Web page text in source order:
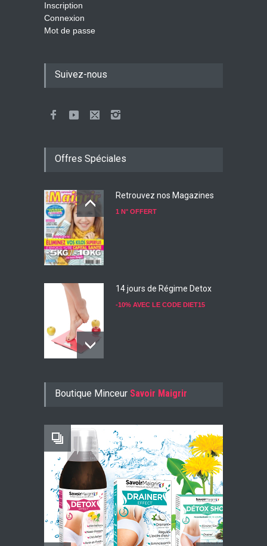
Inscription
Connexion
Mot de passe
Suivez-nous
Offres Spéciales
Retrouvez nos Magazines
1 N° OFFERT
14 jours de Régime Detox
-10% AVEC LE CODE DIET15
-10% AVEC LE CODE KONJ10
Faites Votre Bilan Minceur
GRATUIT
Boutique Minceur Savoir Maigrir